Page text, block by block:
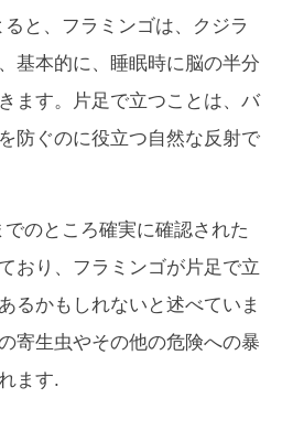
と、フラミンゴは、クジラ
基本的に、睡眠時に脳の半分
ます。片足で立つことは、バ
防ぐのに役立つ自然な反射で
のところ確実に確認された
おり、フラミンゴが片足で立
るかもしれないと述べていま
寄生虫やその他の危険への暴
ます.